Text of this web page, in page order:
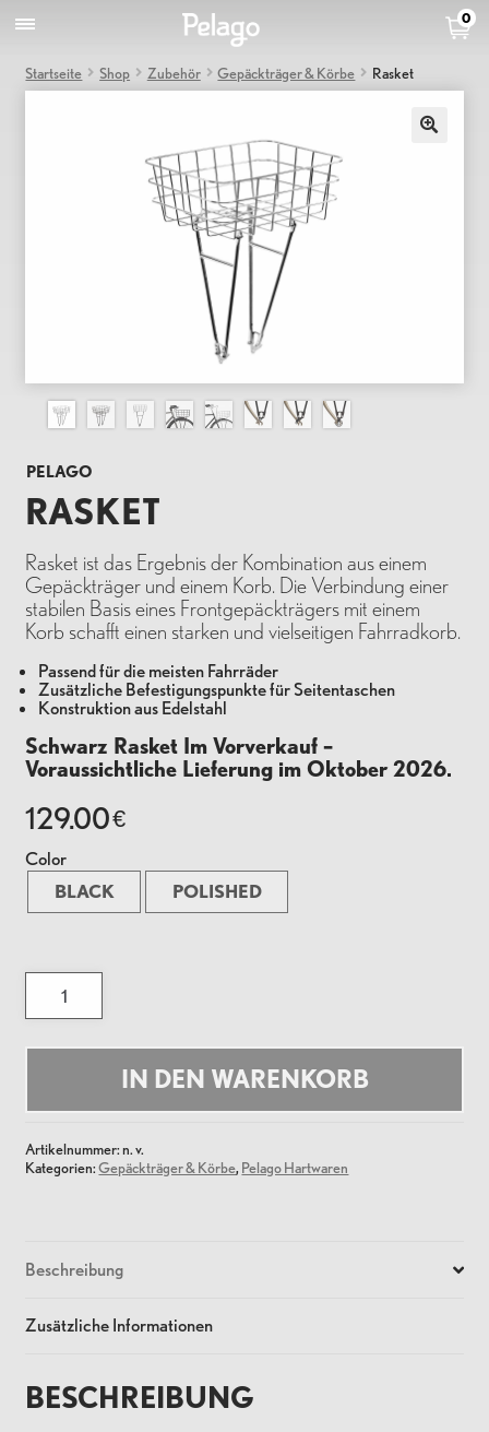
0
Startseite Shop Zubehör Gepäckträger & Körbe Rasket
PELAGO
RASKET
Rasket ist das Ergebnis der Kombination aus einem
Gepäckträger und einem Korb. Die Verbindung einer
stabilen Basis eines Frontgepäckträgers mit einem
Korb schafft einen starken und vielseitigen Fahrradkorb.
Passend für die meisten Fahrräder
Zusätzliche Befestigungspunkte für Seitentaschen
Konstruktion aus Edelstahl
Schwarz Rasket Im Vorverkauf –
Voraussichtliche Lieferung im Oktober 2026.
129.00€
Color
BLACK
POLISHED
Rasket
Menge
IN DEN WARENKORB
Artikelnummer:n. v.
Kategorien:Gepäckträger & Körbe, Pelago Hartwaren
Beschreibung
Zusätzliche Informationen
BESCHREIBUNG